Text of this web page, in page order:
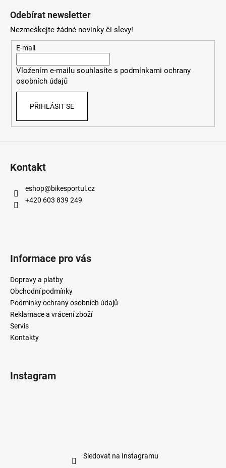
Odebírat newsletter
Nezmeškejte žádné novinky či slevy!
E-mail
Vložením e-mailu souhlasíte s podmínkami ochrany
osobních údajů
PŘIHLÁSIT SE
Kontakt
eshop@bikesportul.cz
+420 603 839 249
Informace pro vás
Dopravy a platby
Obchodní podmínky
Podmínky ochrany osobních údajů
Reklamace a vrácení zboží
Servis
Kontakty
Instagram
Sledovat na Instagramu